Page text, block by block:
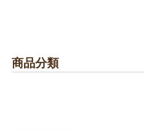
購物禮:送夏日涼感劑100cc.只
購物禮:送夏日涼感劑100cc.
商品分類